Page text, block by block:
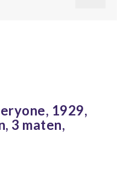
1929,
3 maten,